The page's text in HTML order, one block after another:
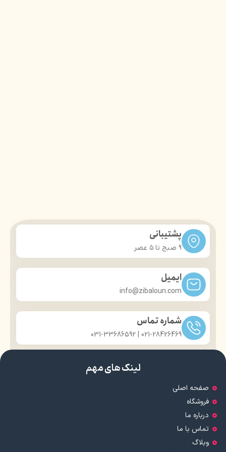
پشتیبانی
9 صبح تا ۵ عصر
ایمیل
info@zibaloun.com
شماره تماس
021-28426469 | 031-33686592
لینک های مهم
صفحه اصلی
فروشگاه
درباره ما
تماس با ما
وبلاگ